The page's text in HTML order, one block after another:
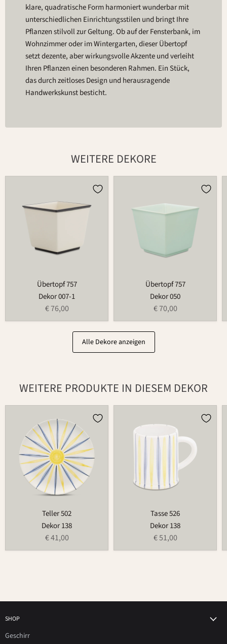
klare, quadratische Form harmoniert wunderbar mit
unterschiedlichen Einrichtungsstilen und bringt Ihre
Pflanzen stilvoll zur Geltung. Ob auf der Fensterbank, im
Wohnzimmer oder im Wintergarten, dieser Übertopf
setzt dezente, aber wirkungsvolle Akzente und verleiht
Ihren Pflanzen einen besonderen Rahmen. Ein Stück,
das durch zeitloses Design und herausragende
Handwerkskunst besticht.
WEITERE DEKORE
Übertopf 757
Dekor 007-1
€ 76,00
Übertopf 757
Dekor 050
€ 70,00
Alle Dekore anzeigen
WEITERE PRODUKTE IN DIESEM DEKOR
Teller 502
Dekor 138
€ 41,00
Tasse 526
Dekor 138
€ 51,00
SHOP
Geschirr